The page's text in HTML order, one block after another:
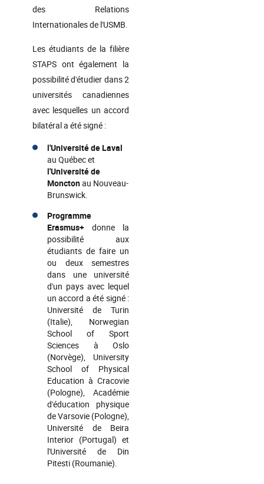
des Relations
Internationales de l'USMB.
Les étudiants de la filière
STAPS ont également la
possibilité d'étudier dans 2
universités canadiennes
avec lesquelles un accord
bilatéral a été signé :
l'Université de Laval
au Québec et
l'Université de
Monctonau Nouveau-
Brunswick.
Programme
Erasmus+ donne la
possibilité aux
étudiants de faire un
ou deux semestres
dans une université
d'un pays avec lequel
un accord a été signé :
Université de Turin
(Italie), Norwegian
School of Sport
Sciences à Oslo
(Norvège), University
School of Physical
Education à Cracovie
(Pologne), Académie
d'éducation physique
de Varsovie (Pologne),
Université de Beira
Interior (Portugal) et
l'Université de Din
Pitesti (Roumanie).